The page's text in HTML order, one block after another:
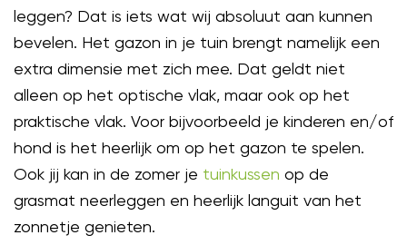
leggen? Dat is iets wat wij absoluut aan kunnen
bevelen. Het gazon in je tuin brengt namelijk een
extra dimensie met zich mee. Dat geldt niet
alleen op het optische vlak, maar ook op het
praktische vlak. Voor bijvoorbeeld je kinderen en/of
hond is het heerlijk om op het gazon te spelen.
Ook jij kan in de zomer je tuinkussen op de
grasmat neerleggen en heerlijk languit van het
zonnetje genieten.